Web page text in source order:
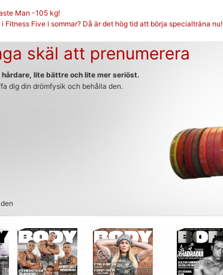
Man -105 kg!
Fitness Five i sommar? Då är det hög tid att börja specialträna nu!
skäl att prenumerera
lite bättre och lite mer seriöst.
dig din drömfysik och behålla den.